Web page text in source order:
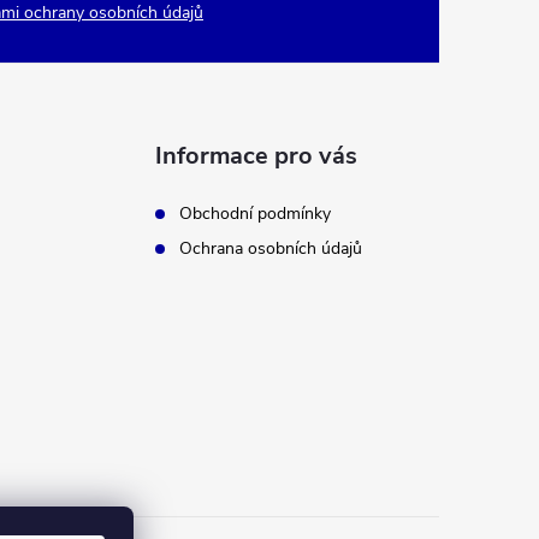
ochrany osobních údajů
Informace pro vás
Obchodní podmínky
Ochrana osobních údajů